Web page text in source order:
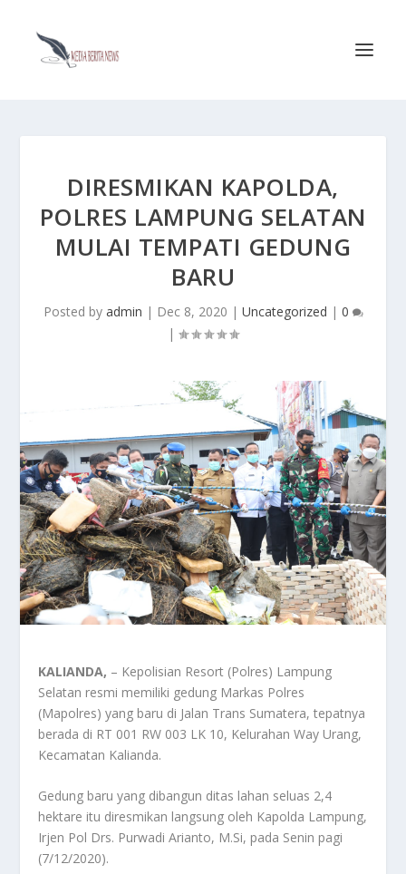
DIRESMIKAN KAPOLDA,
POLRES LAMPUNG SELATAN
MULAI TEMPATI GEDUNG
BARU
Posted by admin | Dec 8, 2020 | Uncategorized | 0
|
KALIANDA, – Kepolisian Resort (Polres) Lampung
Selatan resmi memiliki gedung Markas Polres
(Mapolres) yang baru di Jalan Trans Sumatera, tepatnya
berada di RT 001 RW 003 LK 10, Kelurahan Way Urang,
Kecamatan Kalianda.
Gedung baru yang dibangun ditas lahan seluas 2,4
hektare itu diresmikan langsung oleh Kapolda Lampung,
Irjen Pol Drs. Purwadi Arianto, M.Si, pada Senin pagi
(7/12/2020).